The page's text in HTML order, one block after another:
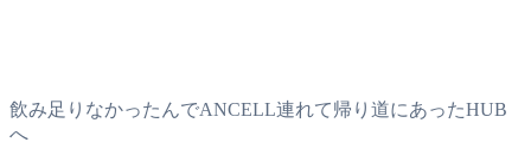
飲み足りなかったんでANCELL連れて帰り道にあったHUB
へ